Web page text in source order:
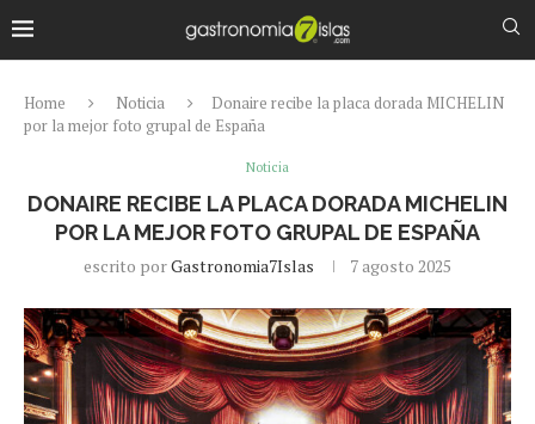
Home Noticia
Donaire recibe la placa dorada MICHELIN
por la mejor foto grupal de España
Noticia
DONAIRE RECIBE LA PLACA DORADA MICHELIN
POR LA MEJOR FOTO GRUPAL DE ESPAÑA
escrito porGastronomia7Islas 7 agosto 2025